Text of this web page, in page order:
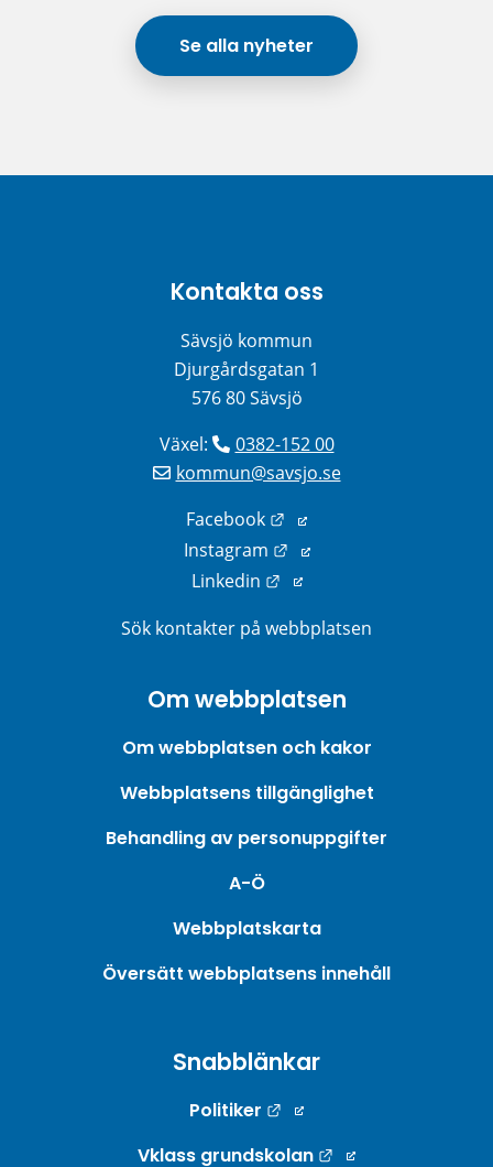
Se alla nyheter
Kontakta oss
Sävsjö kommun
Djurgårdsgatan 1
576 80 Sävsjö
Växel:
0382-152 00
kommun@savsjo.se
Facebook
Länk till annan
Instagram
Länk till annan
Linkedin
Länk till annan webbplats.
Sök kontakter på webbplatsen
Om webbplatsen
Om webbplatsen och kakor
Webbplatsens tillgänglighet
Behandling av personuppgifter
A-Ö
Webbplatskarta
Översätt webbplatsens innehåll
Snabblänkar
Politiker
Länk till annan
Vklass grundskolan
Länk till annan